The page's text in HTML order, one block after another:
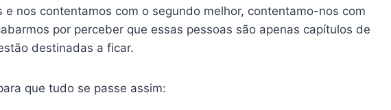
e nos contentamos com o segundo melhor, contentamo-nos com
por perceber que essas pessoas são apenas capítulos de
destinadas a ficar.
que tudo se passe assim: